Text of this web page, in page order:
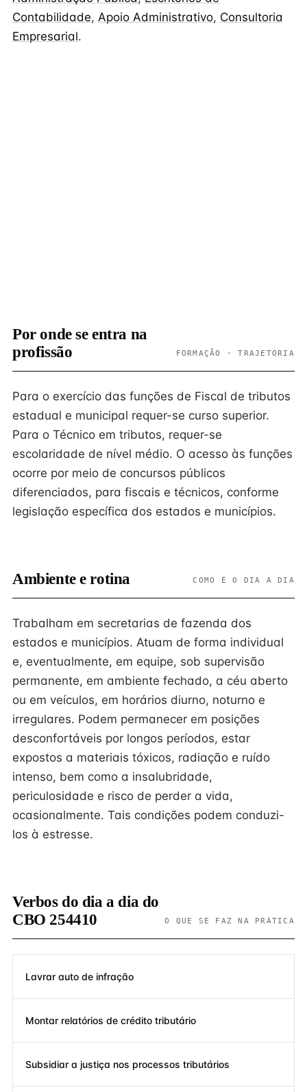
Contabilidade, Apoio Administrativo, Consultoria
Empresarial.
Por onde se entra na
profissão
FORMAÇÃO · TRAJETÓRIA
Para o exercício das funções de Fiscal de tributos
estadual e municipal requer-se curso superior.
Para o Técnico em tributos, requer-se
escolaridade de nível médio. O acesso às funções
ocorre por meio de concursos públicos
diferenciados, para fiscais e técnicos, conforme
legislação específica dos estados e municípios.
Ambiente e rotina COMO É O DIA A DIA
Trabalham em secretarias de fazenda dos
estados e municípios. Atuam de forma individual
e, eventualmente, em equipe, sob supervisão
permanente, em ambiente fechado, a céu aberto
ou em veículos, em horários diurno, noturno e
irregulares. Podem permanecer em posições
desconfortáveis por longos períodos, estar
expostos a materiais tóxicos, radiação e ruído
intenso, bem como a insalubridade,
periculosidade e risco de perder a vida,
ocasionalmente. Tais condições podem conduzi-
los à estresse.
Verbos do dia a dia do
CBO 254410
O QUE SE FAZ NA PRÁTICA
Lavrar auto de infração
Montar relatórios de crédito tributário
Subsidiar a justiça nos processos tributários